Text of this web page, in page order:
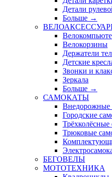
Детали
Больше →
Велокорзины
Держатели
Детские
Звонки и
Зеркала
Больше →
САМОКАТЫ
Внедорожные
Городские
Трёхколёсные
Трюковые
БЕГОВЕЛЫ
МОТОТЕХНИКА